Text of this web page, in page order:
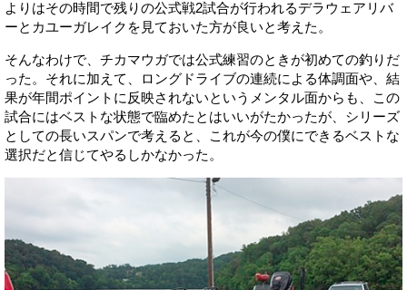
よりはその時間で残りの公式戦2試合が行われるデラウェアリバ
ーとカユーガレイクを見ておいた方が良いと考えた。
そんなわけで、チカマウガでは公式練習のときが初めての釣りだ
った。それに加えて、ロングドライブの連続による体調面や、結
果が年間ポイントに反映されないというメンタル面からも、この
試合にはベストな状態で臨めたとはいいがたかったが、シリーズ
としての長いスパンで考えると、これが今の僕にできるベストな
選択だと信じてやるしかなかった。